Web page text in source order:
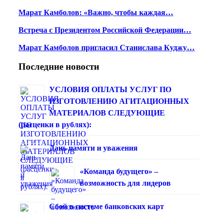
Марат Камболов: «Важно, чтобы каждая…
Встреча с Президентом Российской Федерации…
Марат Камболов пригласил Станислава Куджу…
Последние новости
УСЛОВИЯ ОПЛАТЫ УСЛУГ ПО
ИЗГОТОВЛЕНИЮ АГИТАЦИОННЫХ
МАТЕРИАЛОВ СЛЕДУЮЩИЕ
(расценки в рублях):
Дань памяти и уважения
«Команда будущего» –
возможность для лидеров
Сбой в системе банковских карт